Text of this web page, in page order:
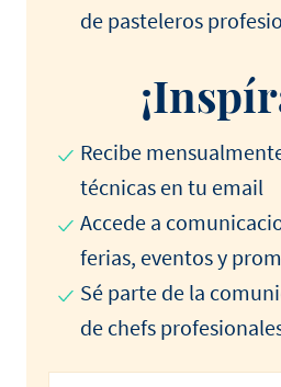
de pasteleros
Recibe
técnicas en tu email
Accede a
ferias, eventos y
Sé parte de la
de chefs